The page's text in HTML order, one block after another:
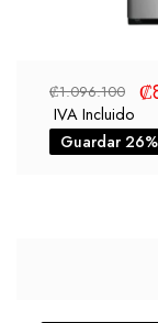
₡1.096.100 ₡
IVA Incluido
Guardar 26%